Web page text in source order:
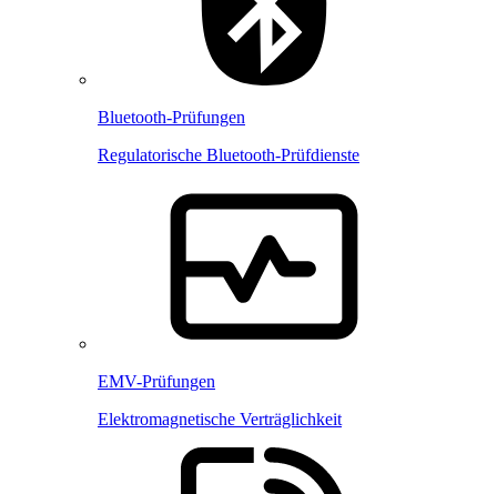
Bluetooth-Prüfungen
Regulatorische Bluetooth-Prüfdienste
EMV-Prüfungen
Elektromagnetische Verträglichkeit